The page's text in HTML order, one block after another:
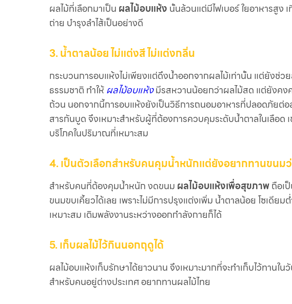
ผลไม้ที่เลือกมาเป็น ผลไม้อบแห้ง นั้นล้วนแต่มีไฟเบอร์ ใยอาหารสูง
ถ่าย บำรุงลำไส้เป็นอย่างดี
3. น้ำตาลน้อย ไม่แต่งสี ไม่แต่งกลิ่น
กระบวนการอบแห้งไม่เพียงแต่ดึงน้ำออกจากผลไม้เท่านั้น แต่ยังช่
ธรรมชาติ ทำให้ผลไม้อบแห้งมีรสหวานน้อยกว่าผลไม้สด แต่ยังคง
ถ้วน นอกจากนี้การอบแห้งยังเป็นวิธีการถนอมอาหารที่ปลอดภัยต่อ
สารกันบูด จึงเหมาะสำหรับผู้ที่ต้องการควบคุมระดับน้ำตาลในเลือด
บริโภคในปริมาณที่เหมาะสม
4. เป็นตัวเลือกสำหรับคนคุมน้ำหนักแต่ยังอยากทานขนม
สำหรับคนที่ต้องคุมน้ำหนัก งดขนม ผลไม้อบแห้งเพื่อสุขภาพถือเ
ขนมขบเคี้ยวได้เลย เพราะไม่มีการปรุงแต่งเพิ่ม น้ำตาลน้อย โซเดีย
เหมาะสม เติมพลังงานระหว่างออกกำลังกายก็ได้
5. เก็บผลไม้ไว้กินนอกฤดูได้
ผลไม้อบแห้งเก็บรักษาได้ยาวนาน จึงเหมาะมากที่จะทำเก็บไว้ทานใ
สำหรับคนอยู่ต่างประเทศ อยากทานผลไม้ไทย